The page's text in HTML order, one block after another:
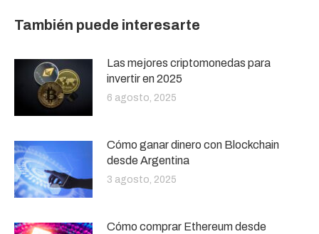
También puede interesarte
Las mejores criptomonedas para
invertir en 2025
6 agosto, 2025
Cómo ganar dinero con Blockchain
desde Argentina
3 agosto, 2025
Cómo comprar Ethereum desde